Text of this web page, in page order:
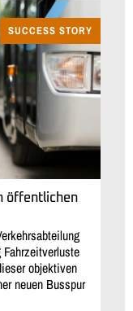
SUCCESS STORY
öffentlichen
objektiven
neuen Busspur